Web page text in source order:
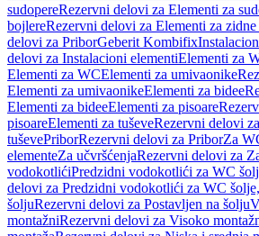
sudopereRezervni delovi za Elementi za
bojlereRezervni delovi za Elementi za
delovi za PriborGeberit Kombifix
delovi za Instalacioni elementiElementi za
Elementi za WCElementi za umivaonike
Elementi za umivaonikeElementi za bidee
Elementi za bideeElementi za pisoare
pisoareElementi za tuševeRezervni delovi
tuševePriborRezervni delovi za PriborZa
elementeZa učvršćenjaRezervni delovi za
vodokotlićiPredzidni vodokotlići za WC
delovi za Predzidni vodokotlići za WC
šoljuRezervni delovi za Postavljen na šolju
montažniRezervni delovi za Visoko